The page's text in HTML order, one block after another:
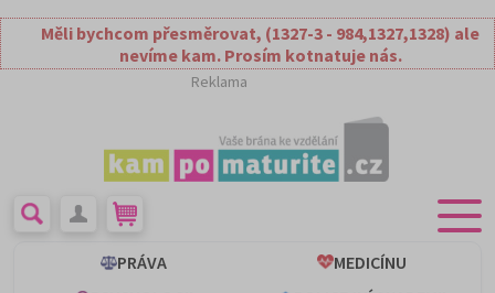
Měli bychcom přesměrovat, (1327-3 - 984,1327,1328) ale
nevíme kam. Prosím kotnatuje nás.
Reklama
PRÁVA
MEDICÍNU